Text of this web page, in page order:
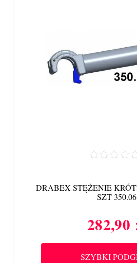
DRABEX STĘŻENIE
SZT 350.06
Cena
282,90
SZYBKI